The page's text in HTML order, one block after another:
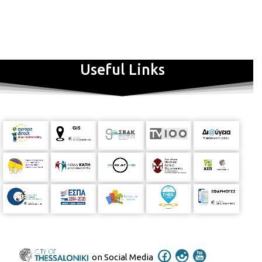
Useful Links
on Social Media